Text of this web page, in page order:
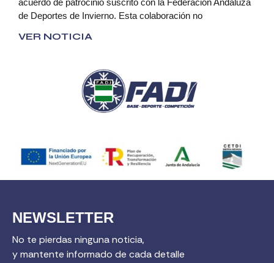
acuerdo de patrocinio suscrito con la Federación Andaluza
de Deportes de Invierno. Esta colaboración no
VER NOTICIA
NEWSLETTER
No te pierdas ninguna noticia,
y mantente informado de cada detalle